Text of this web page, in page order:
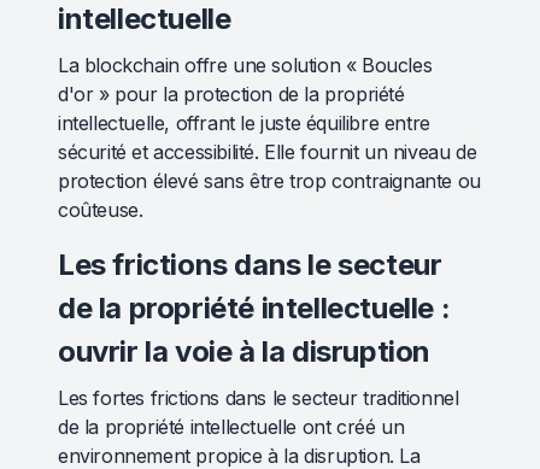
intellectuelle
La blockchain offre une solution « Boucles
d'or » pour la protection de la propriété
intellectuelle, offrant le juste équilibre entre
sécurité et accessibilité. Elle fournit un niveau de
protection élevé sans être trop contraignante ou
coûteuse.
Les frictions dans le secteur
de la propriété intellectuelle :
ouvrir la voie à la disruption
Les fortes frictions dans le secteur traditionnel
de la propriété intellectuelle ont créé un
environnement propice à la disruption. La